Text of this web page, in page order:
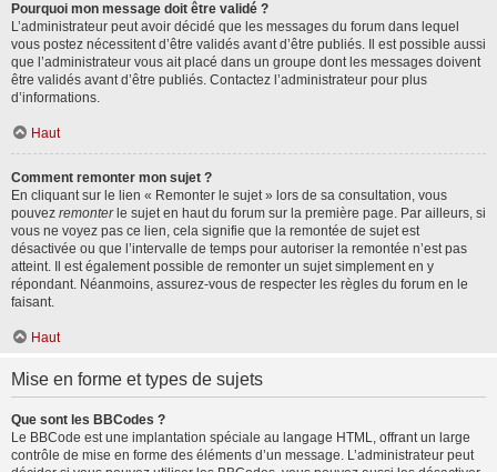
Pourquoi mon message doit être validé ?
L’administrateur peut avoir décidé que les messages du forum dans lequel
vous postez nécessitent d’être validés avant d’être publiés. Il est possible aussi
que l’administrateur vous ait placé dans un groupe dont les messages doivent
être validés avant d’être publiés. Contactez l’administrateur pour plus
d’informations.
Haut
Comment remonter mon sujet ?
En cliquant sur le lien « Remonter le sujet » lors de sa consultation, vous
pouvez remonterle sujet en haut du forum sur la première page. Par ailleurs, si
vous ne voyez pas ce lien, cela signifie que la remontée de sujet est
désactivée ou que l’intervalle de temps pour autoriser la remontée n’est pas
atteint. Il est également possible de remonter un sujet simplement en y
répondant. Néanmoins, assurez-vous de respecter les règles du forum en le
faisant.
Haut
Mise en forme et types de sujets
Que sont les BBCodes ?
Le BBCode est une implantation spéciale au langage HTML, offrant un large
contrôle de mise en forme des éléments d’un message. L’administrateur peut